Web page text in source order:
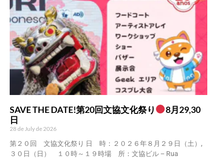
SAVE THE DATE!第20回文協文化祭り
8月29,30
日
28 de July de 2026
第２０回 文協文化祭り 日 時：２０２６年８月２９日（土）,
３０日（日） １０時～１９時場 所：文協ビル – Rua